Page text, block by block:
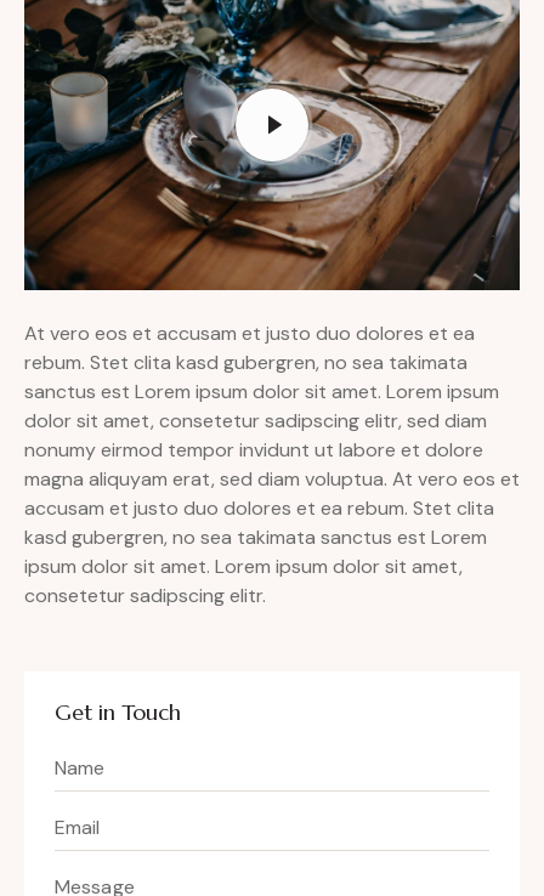
At vero eos et accusam et justo duo dolores et ea
rebum. Stet clita kasd gubergren, no sea takimata
sanctus est Lorem ipsum dolor sit amet. Lorem ipsum
dolor sit amet, consetetur sadipscing elitr, sed diam
nonumy eirmod tempor invidunt ut labore et dolore
magna aliquyam erat, sed diam voluptua. At vero eos et
accusam et justo duo dolores et ea rebum. Stet clita
kasd gubergren, no sea takimata sanctus est Lorem
ipsum dolor sit amet. Lorem ipsum dolor sit amet,
consetetur sadipscing elitr.
Get in Touch